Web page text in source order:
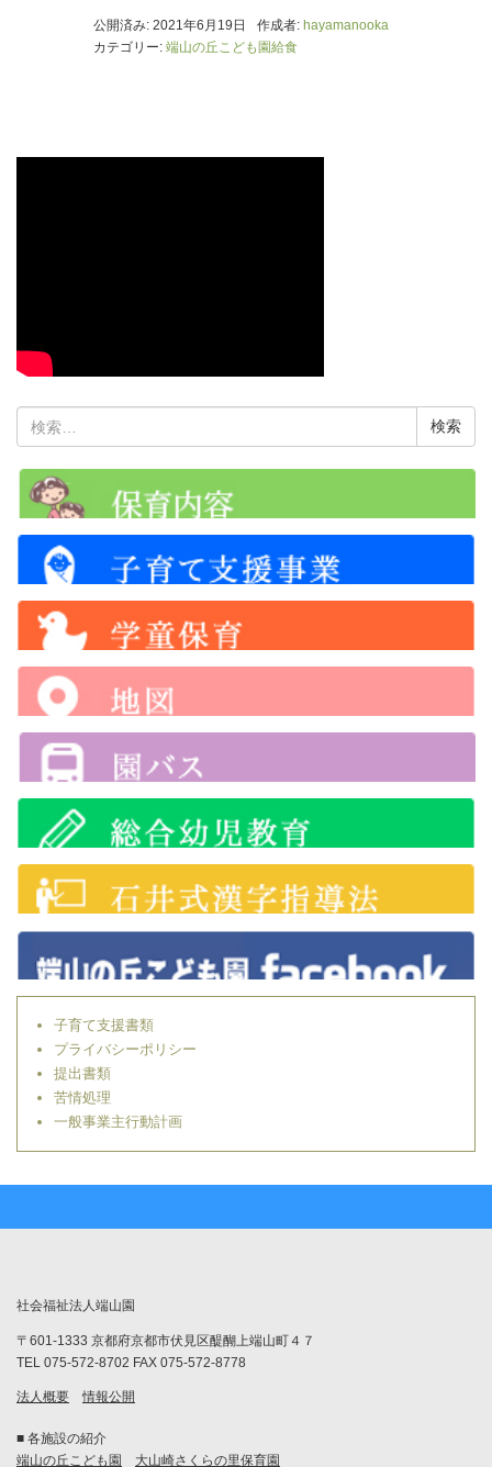
公開済み: 2021年6月19日 作成者: hayamanooka
カテゴリー: 端山の丘こども園給食
索:
子育て支援書類
プライバシーポリシー
提出書類
苦情処理
一般事業主行動計画
社会福祉法人端山園
〒601-1333 京都府京都市伏見区醍醐上端山町４７
TEL 075-572-8702 FAX 075-572-8778
法人概要 情報公開
■ 各施設の紹介
端山の丘こども園
大山崎さくらの里保育園